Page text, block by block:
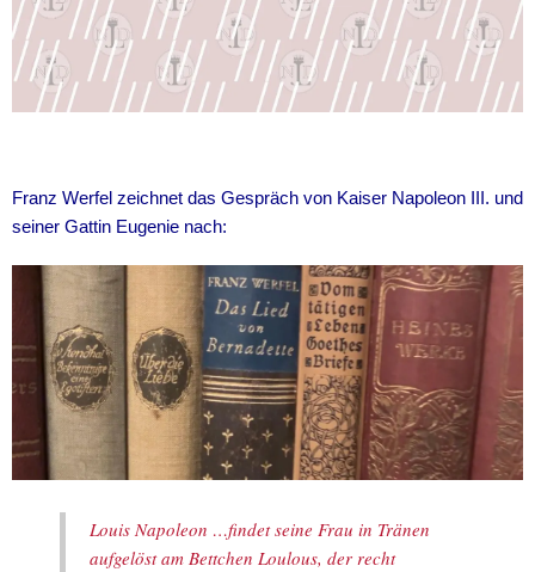
Franz Werfel zeichnet das Gespräch von Kaiser Napoleon III. und
seiner Gattin Eugenie nach:
Louis Napoleon …findet seine Frau in Tränen
aufgelöst am Bettchen Loulous, der recht